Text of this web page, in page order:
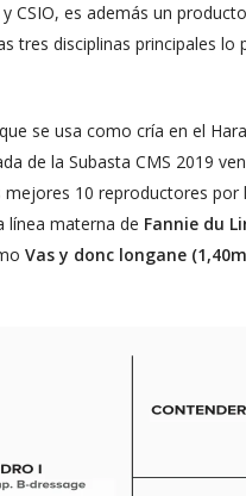
CSIO, es además un
tres disciplinas principales
se usa como cría en el
de la Subasta CMS 2019
10 reproductores
línea materna de Fannie du
Vas y donc longane